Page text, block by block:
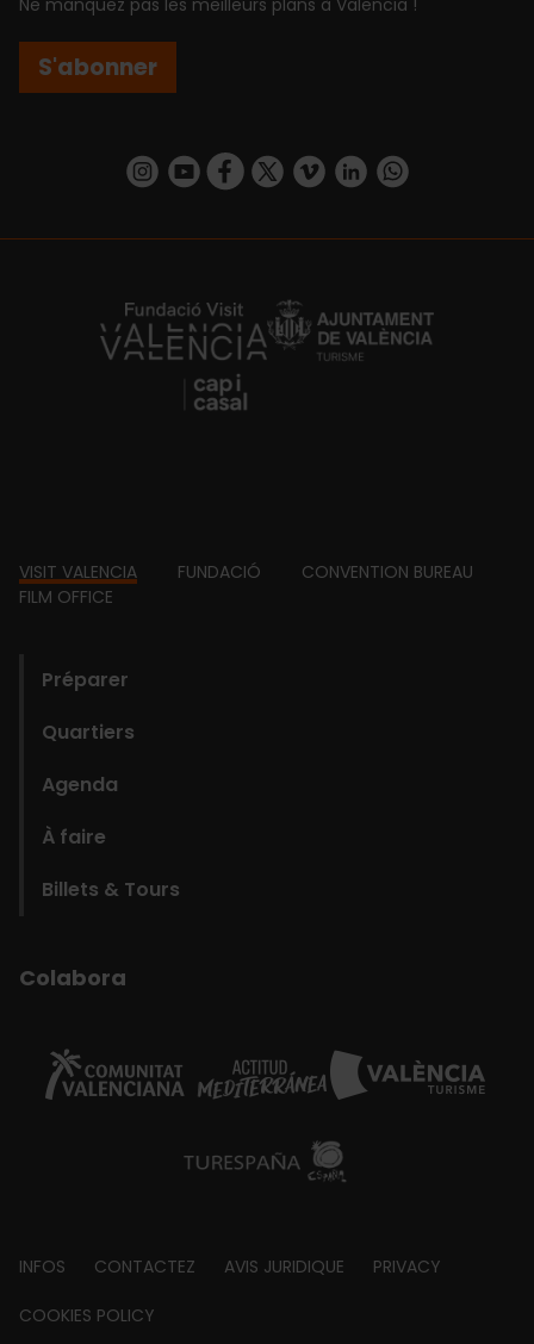
S'abonner
https://www.instagram.com/visit_valencia/
https://www.youtube.com/user/
https://www.facebook.com/
https://twitter.com/
https://vimeo.com/
https://www.linkedin.com/company/turismo-valencia/https://api.whatsapp.com/send/
https://fundacion.visitvalencia.com/
Footer
VISIT VALENCIA FUNDACIÓ
CONVENTION BUREAU
FILM OFFICE
Préparer
Quartiers
Agenda
À faire
Billets & Tours
Colabora
Footer
about
INFOS CONTACTEZ AVIS JURIDIQUE PRIVACY
COOKIES POLICY